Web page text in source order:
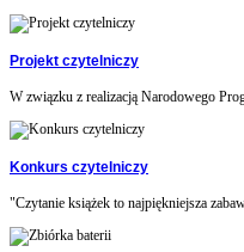
Projekt czytelniczy
W związku z realizacją Narodowego
Konkurs czytelniczy
"Czytanie książek to najpiękniejsza